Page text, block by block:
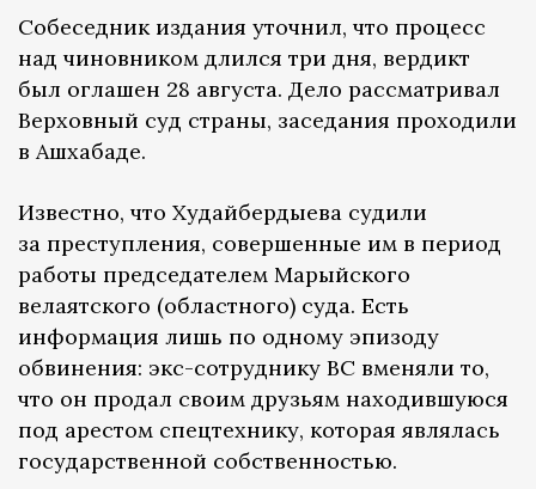
Собеседник издания уточнил, что процесс
над чиновником длился три дня, вердикт
был оглашен 28 августа. Дело рассматривал
Верховный суд страны, заседания проходили
в Ашхабаде.
Известно, что Худайбердыева судили
за преступления, совершенные им в период
работы председателем Марыйского
велаятского (областного) суда. Есть
информация лишь по одному эпизоду
обвинения: экс-сотруднику ВС вменяли то,
что он продал своим друзьям находившуюся
под арестом спецтехнику, которая являлась
государственной собственностью.